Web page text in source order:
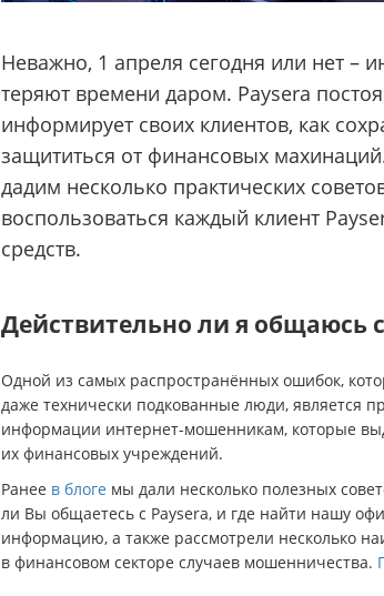
Неважно, 1 апреля сегодня или нет –
теряют времени даром. Paysera
информирует своих клиентов, как
защититься от финансовых
дадим несколько практических
воспользоваться каждый клиент
средств.
Действительно ли я общаюсь
Одной из самых распространённых ошибок,
даже технически подкованные люди, является
информации интернет-мошенникам, которые
их финансовых учреждений.
Ранее в блоге мы дали несколько полезных
ли Вы общаетесь с Paysera, и где найти нашу
информацию, а также рассмотрели несколько
в финансовом секторе случаев мошенничества.